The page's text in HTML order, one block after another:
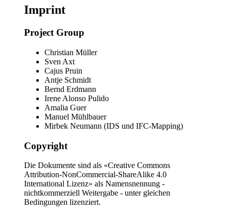
Imprint
Project Group
Christian Müller
Sven Axt
Cajus Pruin
Antje Schmidt
Bernd Erdmann
Irene Alonso Pulido
Amalia Guer
Manuel Mühlbauer
Mirbek Neumann (IDS und IFC-Mapping)
Copyright
Die Dokumente sind als «Creative Commons
Attribution-NonCommercial-ShareAlike 4.0
International Lizenz» als Namensnennung -
nichtkommerziell Weitergabe - unter gleichen
Bedingungen lizenziert.